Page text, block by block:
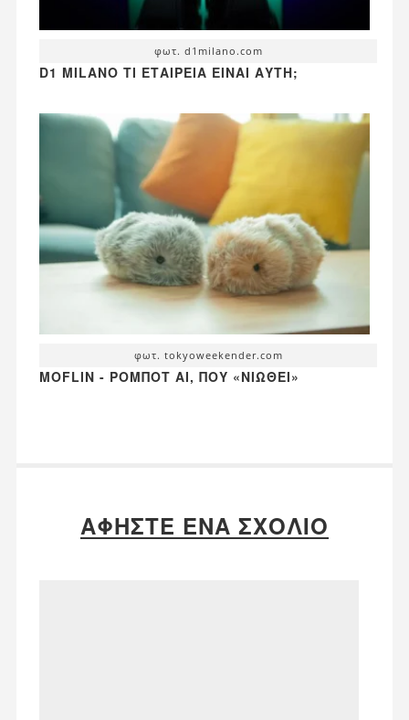
φωτ. d1milano.com
D1 MILANO ΤΙ ΕΤΑΙΡΕΊΑ ΕΊΝΑΙ ΑΥΤΉ;
φωτ. tokyoweekender.com
MOFLIN - ΡΟΜΠΌΤ AI, ΠΟΥ «ΝΙΏΘΕΙ»
ΑΦΉΣΤΕ ΈΝΑ ΣΧΌΛΙΟ